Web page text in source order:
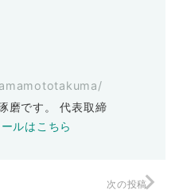
磨です。 代表取締
ルはこちら
次の投稿